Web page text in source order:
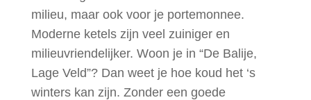
milieu, maar ook voor je portemonnee.
Moderne ketels zijn veel zuiniger en
milieuvriendelijker. Woon je in “De Balije,
Lage Veld”? Dan weet je hoe koud het ‘s
winters kan zijn. Zonder een goede